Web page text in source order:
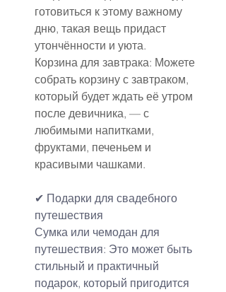
готовиться к этому важному
дню, такая вещь придаст
утончённости и уюта.
Корзина для завтрака: Можете
собрать корзину с завтраком,
который будет ждать её утром
после девичника, — с
любимыми напитками,
фруктами, печеньем и
красивыми чашками.
✔ Подарки для свадебного
путешествия
Сумка или чемодан для
путешествия: Это может быть
стильный и практичный
подарок, который пригодится